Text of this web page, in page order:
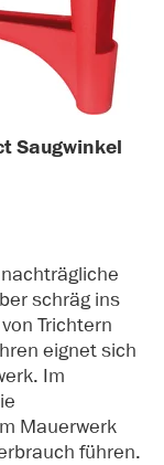
Saugwinkel
schräg ins
Trichtern
eignet sich
Im
Mauerwerk
führen.